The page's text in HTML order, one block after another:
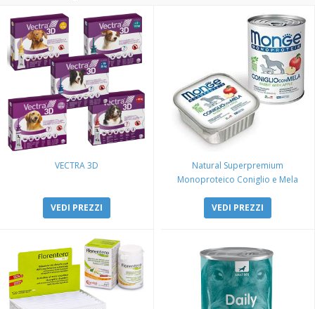
VECTRA 3D
VEDI PREZZI
Natural Superpremium
Monoproteico Coniglio e Mela
VEDI PREZZI